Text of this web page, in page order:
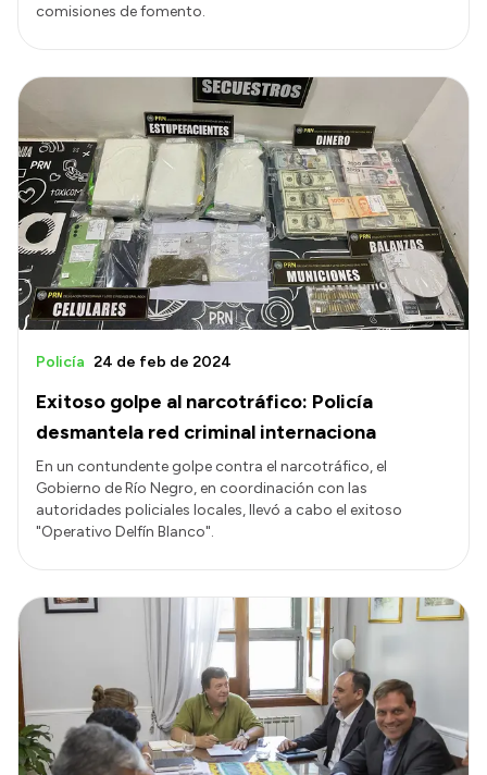
comisiones de fomento.
Exitoso golpe al narcotráfico: Policía
desmantela red criminal internaciona
Policía 24 de feb de 2024
En un contundente golpe contra el narcotráfico, el
Gobierno de Río Negro, en coordinación con las
autoridades policiales locales, llevó a cabo el exitoso
"Operativo Delfín Blanco".